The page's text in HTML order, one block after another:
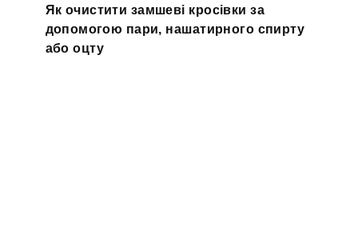
Як очистити замшеві кросівки за
допомогою пари, нашатирного спирту
або оцту